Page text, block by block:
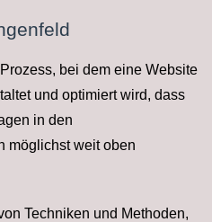
bei dem eine Website
und optimiert wird, dass
in den
möglichst weit oben
Techniken und Methoden,